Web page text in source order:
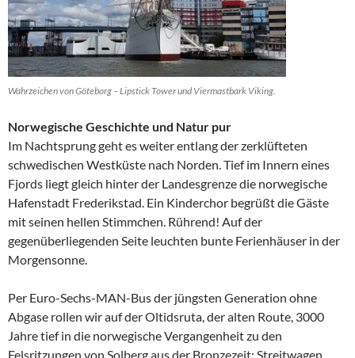
Wahrzeichen von Göteborg – Lipstick Tower und Viermastbark Viking.
Norwegische Geschichte und Natur pur
Im Nachtsprung geht es weiter entlang der zerklüfteten
schwedischen Westküste nach Norden. Tief im Innern eines
Fjords liegt gleich hinter der Landesgrenze die norwegische
Hafenstadt Frederikstad. Ein Kinderchor begrüßt die Gäste
mit seinen hellen Stimmchen. Rührend! Auf der
gegenüberliegenden Seite leuchten bunte Ferienhäuser in der
Morgensonne.
Per Euro-Sechs-MAN-Bus der jüngsten Generation ohne
Abgase rollen wir auf der Oltidsruta, der alten Route, 3000
Jahre tief in die norwegische Vergangenheit zu den
Felsritzungen von Solberg aus der Bronzezeit: Streitwagen,